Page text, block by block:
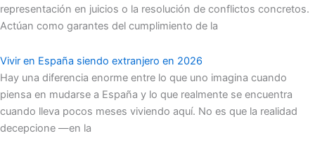
representación en juicios o la resolución de conflictos concretos.
Actúan como garantes del cumplimiento de la
Vivir en España siendo extranjero en 2026
Hay una diferencia enorme entre lo que uno imagina cuando
piensa en mudarse a España y lo que realmente se encuentra
cuando lleva pocos meses viviendo aquí. No es que la realidad
decepcione —en la